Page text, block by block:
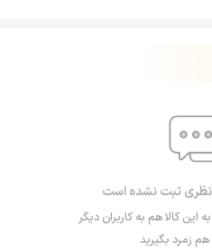
نظری ثبت نشده است
این کالا هم به کاربران دیگر
زمرد بگیرید